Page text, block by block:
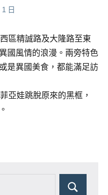
日
區精誠路及大隆路至東
國風情的浪漫。兩旁特色
是異國美食，都能滿足訪
亞娃跳脫原來的黑框，